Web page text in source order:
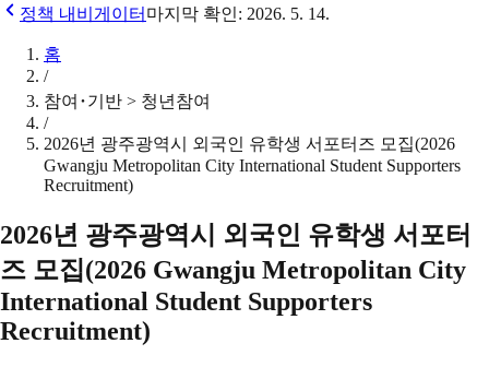
정책 내비게이터 마지막 확인: 2026. 5. 14.
홈
/
참여･기반 > 청년참여
/
2026년 광주광역시 외국인 유학생 서포터즈 모집(2026
Gwangju Metropolitan City International Student Supporters
Recruitment)
2026년 광주광역시 외국인 유학생 서포터
즈 모집(2026 Gwangju Metropolitan City
International Student Supporters
Recruitment)